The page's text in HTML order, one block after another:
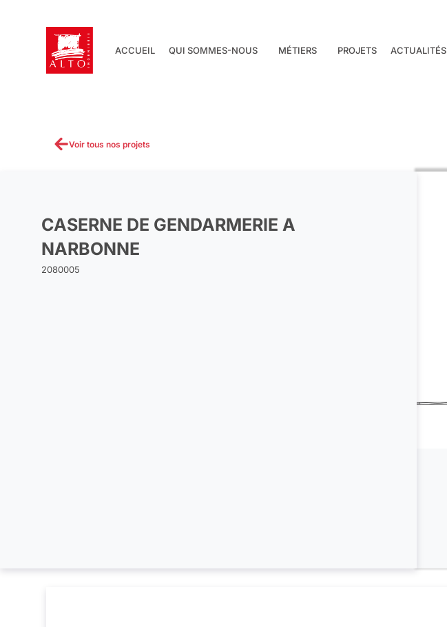
ACCUEIL QUI SOMMES-NOUS MÉTIERS PROJETS ACTUALITÉS
Voir tous nos projets
CASERNE DE GENDARMERIE A
NARBONNE
2080005